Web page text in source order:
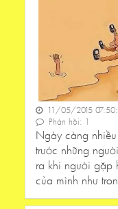
11/05/2015
Phản hồi: 1
Ngày càng
trước những
ra khi người gặp
của mình như